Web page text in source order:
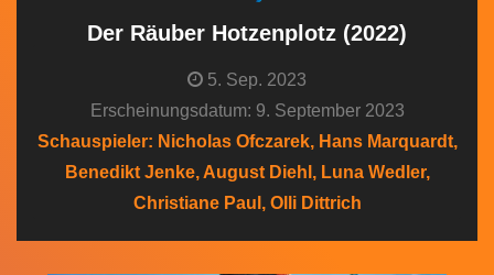
Der Räuber Hotzenplotz (2022)
5. Sep. 2023
Erscheinungsdatum: 9. September 2023
Schauspieler: Nicholas Ofczarek, Hans Marquardt,
Benedikt Jenke, August Diehl, Luna Wedler,
Christiane Paul, Olli Dittrich